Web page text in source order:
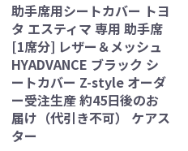
助手席用シートカバー トヨ
タ エスティマ 専用 助手席
[1席分] レザー＆メッシュ
HYADVANCE ブラック シ
ートカバー Z-style オーダ
ー受注生産 約45日後のお
届け（代引き不可） ケアス
ター